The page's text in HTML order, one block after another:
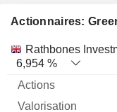
Actionnaires:
Nom Actions %
Rathbones
6,954 %